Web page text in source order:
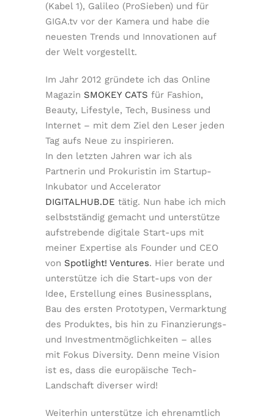
(Kabel 1), Galileo (ProSieben) und für
GIGA.tv vor der Kamera und habe die
neuesten Trends und Innovationen auf
der Welt vorgestellt.
Im Jahr 2012 gründete ich das Online
Magazin SMOKEY CATS für Fashion,
Beauty, Lifestyle, Tech, Business und
Internet – mit dem Ziel den Leser jeden
Tag aufs Neue zu inspirieren.
In den letzten Jahren war ich als
Partnerin und Prokuristin im Startup-
Inkubator und Accelerator
DIGITALHUB.DE tätig. Nun habe ich mich
selbstständig gemacht und unterstütze
aufstrebende digitale Start-ups mit
meiner Expertise als Founder und CEO
von Spotlight! Ventures. Hier berate und
unterstütze ich die Start-ups von der
Idee, Erstellung eines Businessplans,
Bau des ersten Prototypen, Vermarktung
des Produktes, bis hin zu Finanzierungs-
und Investmentmöglichkeiten – alles
mit Fokus Diversity. Denn meine Vision
ist es, dass die europäische Tech-
Landschaft diverser wird!
Weiterhin unterstütze ich ehrenamtlich